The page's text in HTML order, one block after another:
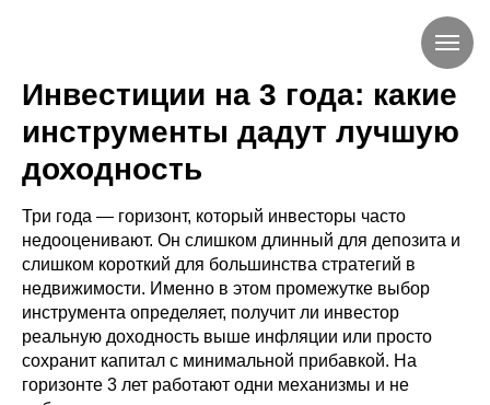
Инвестиции на 3 года: какие
инструменты дадут лучшую
доходность
Три года — горизонт, который инвесторы часто
недооценивают. Он слишком длинный для депозита и
слишком короткий для большинства стратегий в
недвижимости. Именно в этом промежутке выбор
инструмента определяет, получит ли инвестор
реальную доходность выше инфляции или просто
сохранит капитал с минимальной прибавкой. На
горизонте 3 лет работают одни механизмы и не